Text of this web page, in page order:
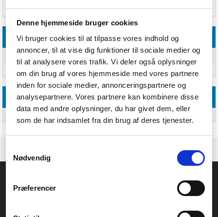
Denne hjemmeside bruger cookies
Vi bruger cookies til at tilpasse vores indhold og
annoncer, til at vise dig funktioner til sociale medier og
til at analysere vores trafik. Vi deler også oplysninger
om din brug af vores hjemmeside med vores partnere
inden for sociale medier, annonceringspartnere og
analysepartnere. Vores partnere kan kombinere disse
data med andre oplysninger, du har givet dem, eller
som de har indsamlet fra din brug af deres tjenester.
Nødvendig
Præferencer
(indendørs) (T-T)
Strømstyring
Antal batterier (modtager)
Andre funktioner
CVR.: 26208637
Generelle henvendelser: